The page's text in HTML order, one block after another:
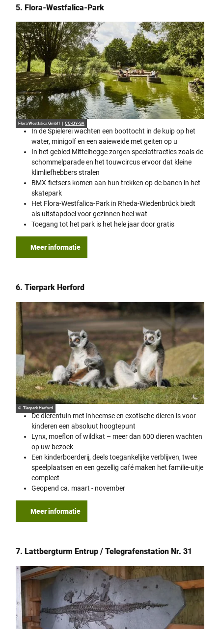
5. Flora-Westfalica-Park
Flora Westfalica GmbH | CC-BY-SA
In de Spielerei wachten een boottocht in de kuip op het
water, minigolf en een aaieweide met geiten op u
In het gebied Mittelhegge zorgen speelattracties zoals de
schommelparade en het touwcircus ervoor dat kleine
klimliefhebbers stralen
BMX-fietsers komen aan hun trekken op de banen in het
skatepark
Het Flora-Westfalica-Park in Rheda-Wiedenbrück biedt
als uitstapdoel voor gezinnen heel wat
Toegang tot het park is het hele jaar door gratis
Meer informatie
6. Tierpark Herford
© Tierpark Herford
De dierentuin met inheemse en exotische dieren is voor
kinderen een absoluut hoogtepunt
Lynx, moeflon of wildkat – meer dan 600 dieren wachten
op uw bezoek
Een kinderboerderij, deels toegankelijke verblijven, twee
speelplaatsen en een gezellig café maken het familie-uitje
compleet
Geopend ca. maart - november
Meer informatie
7. Lattbergturm Entrup / Telegrafenstation Nr. 31